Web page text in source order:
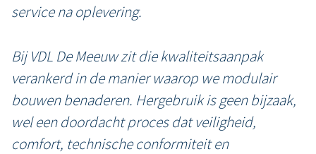
service na oplevering.
Bij VDL De Meeuw zit die kwaliteitsaanpak
verankerd in de manier waarop we modulair
bouwen benaderen. Hergebruik is geen bijzaak,
wel een doordacht proces dat veiligheid,
comfort, technische conformiteit en